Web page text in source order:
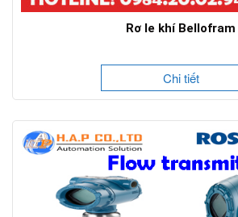
Rơ le khí Bellofram
Chi tiết